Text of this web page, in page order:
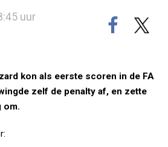
uur
kon als eerste scoren in de FA
zelf de penalty af, en zette
om.